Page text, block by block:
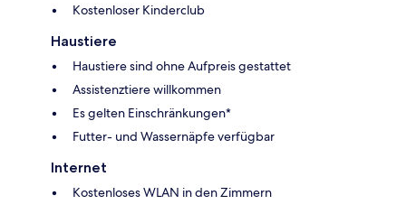
Kostenloser Kinderclub
Haustiere
Haustiere sind ohne Aufpreis gestattet
Assistenztiere willkommen
Es gelten Einschränkungen*
Futter- und Wassernäpfe verfügbar
Internet
Kostenloses WLAN in den Zimmern